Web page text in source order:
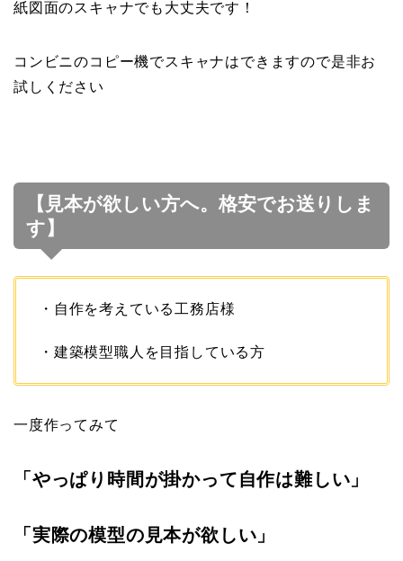
紙図面のスキャナでも大丈夫です！
コンビニのコピー機でスキャナはできますので是非お
試しください
【見本が欲しい方へ。格安でお送りしま
す】
・自作を考えている工務店様
・建築模型職人を目指している方
一度作ってみて
「やっぱり時間が掛かって自作は難しい」
「実際の模型の見本が欲しい」